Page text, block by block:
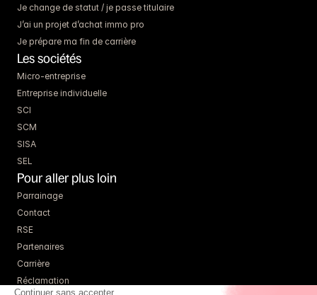
Je change de statut / je passe titulaire
J’ai un projet d’achat immo pro
Je prépare ma fin de carrière
Les sociétés
Micro-entreprise
Entreprise individuelle
SCI
SCM
SISA
SEL
Pour aller plus loin
Parrainage
Contact
RSE
Partenaires
Carrière
Réclamation